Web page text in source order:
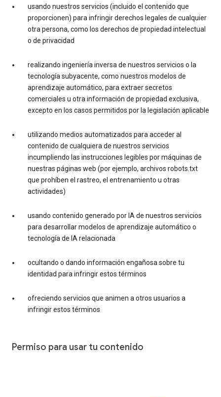
usando nuestros servicios (incluido el contenido que
proporcionen) para infringir derechos legales de cualquier
otra persona, como los derechos de propiedad intelectual
o de privacidad
realizando ingeniería inversa de nuestros servicios o la
tecnología subyacente, como nuestros modelos de
aprendizaje automático, para extraer secretos
comerciales u otra información de propiedad exclusiva,
excepto en los casos permitidos por la legislación aplicable
utilizando medios automatizados para acceder al
contenido de cualquiera de nuestros servicios
incumpliendo las instrucciones legibles por máquinas de
nuestras páginas web (por ejemplo, archivos robots.txt
que prohíben el rastreo, el entrenamiento u otras
actividades)
usando contenido generado por IA de nuestros servicios
para desarrollar modelos de aprendizaje automático o
tecnología de IA relacionada
ocultando o dando información engañosa sobre tu
identidad para infringir estos términos
ofreciendo servicios que animen a otros usuarios a
infringir estos términos
Permiso para usar tu contenido